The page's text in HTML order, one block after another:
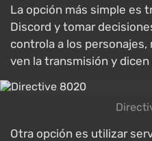
La opción más simple es
Discord y tomar
controla a los
ven la transmisión y
Otra opción es utilizar